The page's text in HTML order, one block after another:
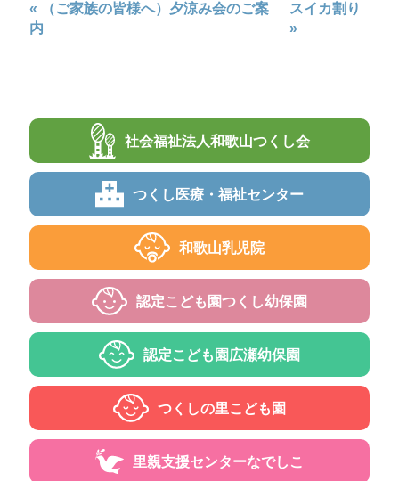
«
（ご家族の皆様へ）夕涼み会のご案
内
スイカ割り
»
社会福祉法人和歌山つくし会
つくし 医療・福祉センター
和歌山乳児院
認定こども園つくし幼保園
認定こども園広瀬幼保園
つくしの里こども園
里親支援センターなでしこ